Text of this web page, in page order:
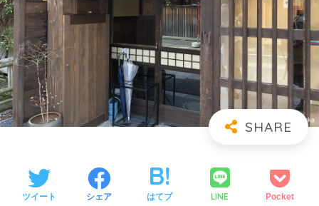
ツイート シェア はてブ LINE Pocket